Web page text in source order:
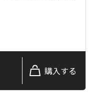
購入する